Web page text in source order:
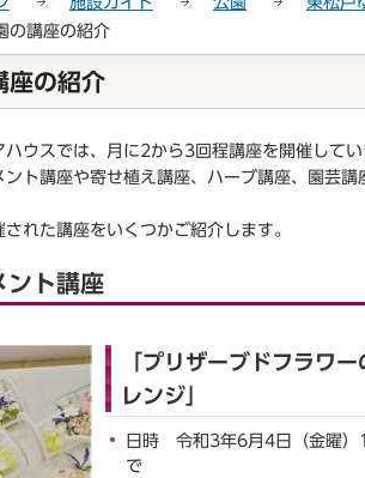
の講座の紹介
座の紹介
ウスでは、月に2から3回程講座を開催してい
ト講座や寄せ植え講座、ハーブ講座、園芸講
れた講座をいくつかご紹介します。
ント講座
「プリザーブドフラワ
レンジ」
日時 令和3年6月4日（金曜
で